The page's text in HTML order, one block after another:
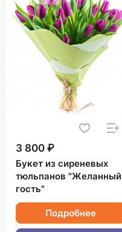
3 800 ₽
Букет из сиреневых
тюльпанов "Желанный
гость"
Подробнее